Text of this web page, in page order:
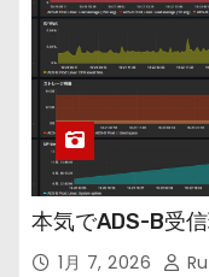
本気でADS-B受
1月 7, 2026